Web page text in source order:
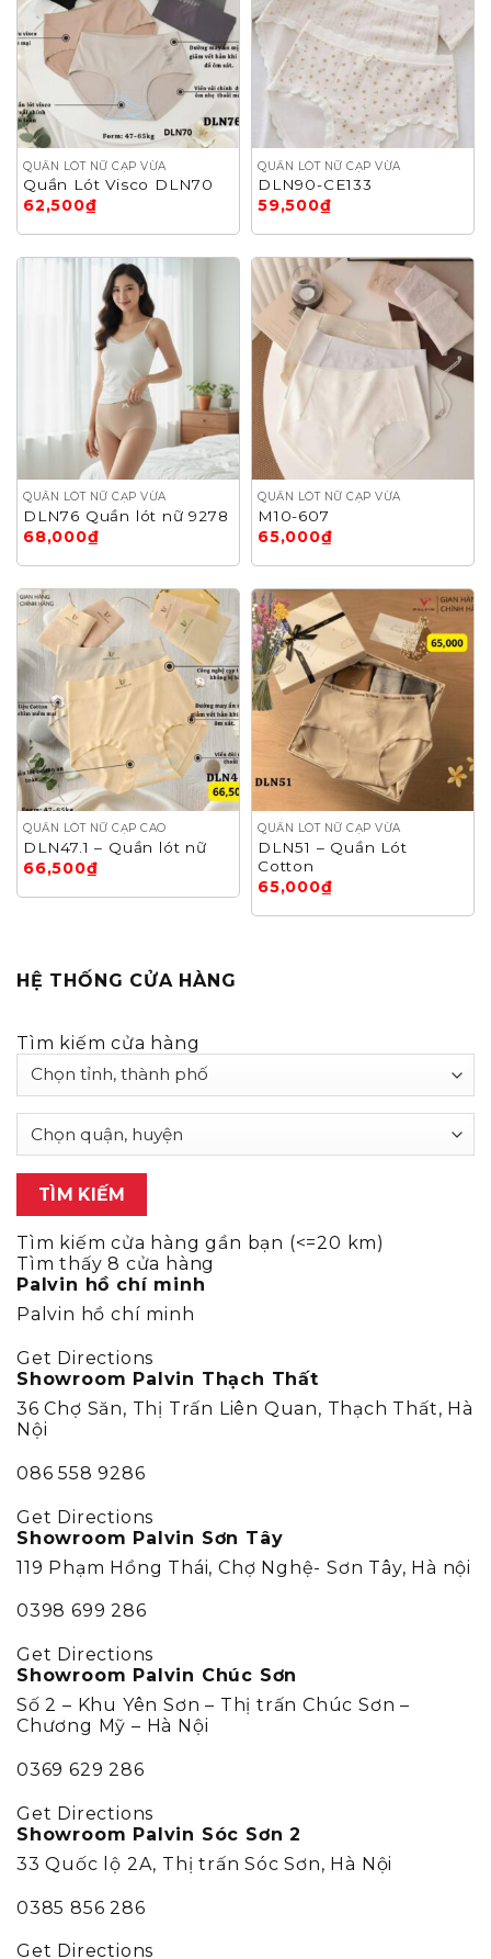
QUẦN LÓT NỮ CẠP VỪA
Quần Lót Visco DLN70
62,500₫
QUẦN LÓT NỮ CẠP VỪA
DLN90-CE133
59,500₫
QUẦN LÓT NỮ CẠP VỪA
DLN76 Quần lót nữ 9278
68,000₫
QUẦN LÓT NỮ CẠP VỪA
M10-607
65,000₫
QUẦN LÓT NỮ CẠP CAO
DLN47.1 – Quần lót nữ
66,500₫
QUẦN LÓT NỮ CẠP VỪA
DLN51 – Quần Lót
Cotton
65,000₫
HỆ THỐNG CỬA HÀNG
Tìm kiếm cửa hàng
Tìm kiếm cửa hàng gần bạn (<=20 km)
Tìm thấy8 cửa hàng
Palvin hồ chí minh
Palvin hồ chí minh
Get Directions
Showroom Palvin Thạch Thất
36 Chợ Săn, Thị Trấn Liên Quan, Thạch Thất, Hà
Nội
086 558 9286
Get Directions
Showroom Palvin Sơn Tây
119 Phạm Hồng Thái, Chợ Nghệ- Sơn Tây, Hà nội
0398 699 286
Get Directions
Showroom Palvin Chúc Sơn
Số 2 – Khu Yên Sơn – Thị trấn Chúc Sơn –
Chương Mỹ – Hà Nội
0369 629 286
Get Directions
Showroom Palvin Sóc Sơn 2
33 Quốc lộ 2A, Thị trấn Sóc Sơn, Hà Nội
0385 856 286
Get Directions